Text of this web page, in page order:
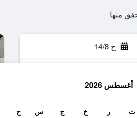
ج 14/8
أغسطس 2026
ث ر خ ج س ح